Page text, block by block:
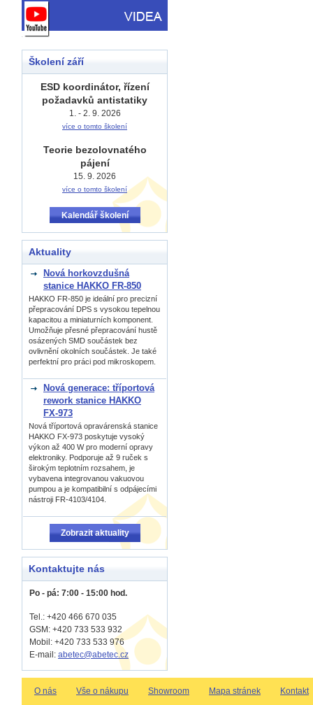
Školení září
ESD koordinátor, řízení
požadavků antistatiky
1. - 2. 9. 2026
více o tomto školení
Teorie bezolovnatého
pájení
15. 9. 2026
více o tomto školení
Kalendář školení
Aktuality
Nová horkovzdušná
stanice HAKKO FR-850
HAKKO FR-850 je ideální pro precizní
přepracování DPS s vysokou tepelnou
kapacitou a miniaturních komponent.
Umožňuje přesné přepracování hustě
osázených SMD součástek bez
ovlivnění okolních součástek. Je také
perfektní pro práci pod mikroskopem.
Nová generace: tříportová
rework stanice HAKKO
FX-973
Nová tříportová opravárenská stanice
HAKKO FX-973 poskytuje vysoký
výkon až 400 W pro moderní opravy
elektroniky. Podporuje až 9 ruček s
širokým teplotním rozsahem, je
vybavena integrovanou vakuovou
pumpou a je kompatibilní s odpájecími
nástroji FR-4103/4104.
Zobrazit aktuality
Kontaktujte nás
Po - pá: 7:00 - 15:00 hod.
Tel.: +420 466 670 035
GSM: +420 733 533 932
Mobil: +420 733 533 976
E-mail: abetec@abetec.cz
O nás Vše o nákupu Showroom Mapa stránek Kontakt